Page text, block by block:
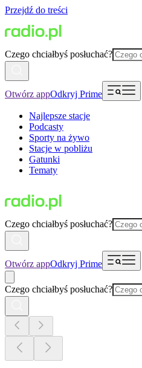
Przejdź do treści
Czego chciałbyś posłuchać?
Otwórz appOdkryj Prime
Najlepsze stacje
Podcasty
Sporty na żywo
Stacje w pobliżu
Gatunki
Tematy
Czego chciałbyś posłuchać?
Otwórz appOdkryj Prime
Czego chciałbyś posłuchać?